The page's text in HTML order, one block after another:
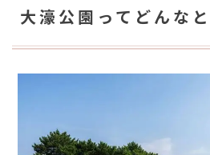
大濠公園ってどんな